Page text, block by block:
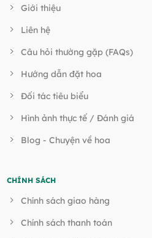
Giới thiệu
Liên hệ
Câu hỏi thường gặp (FAQs)
Hướng dẫn đặt hoa
Đối tác tiêu biểu
Hình ảnh thực tế / Đánh giá
Blog - Chuyện về hoa
CHÍNH SÁCH
Chính sách giao hàng
Chính sách thanh toán